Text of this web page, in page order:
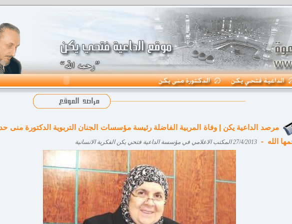
مرصد الداعية يكن | وفاة المربية الفاضلة رئيسة مؤسسات الجنان التربوية الدكتورة منى
الله - 27/4/2013 المكتب الاعلامي في مؤسسة الداعية فتحي يكن الفكرية الانسانية